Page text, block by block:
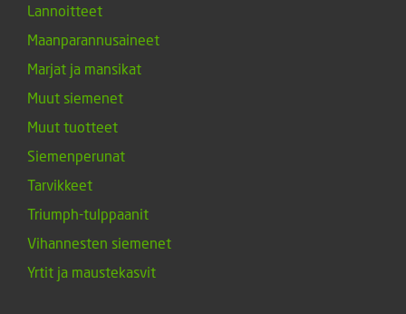
Lannoitteet
Maanparannusaineet
Marjat ja mansikat
Muut siemenet
Muut tuotteet
Siemenperunat
Tarvikkeet
Triumph-tulppaanit
Vihannesten siemenet
Yrtit ja maustekasvit